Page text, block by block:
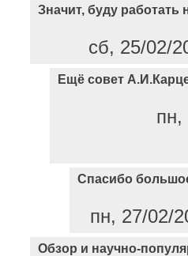
Значит, буду работать
сб, 25/02/
Ещё совет
Спасибо
пн, 27/02/
Обзор и научно-